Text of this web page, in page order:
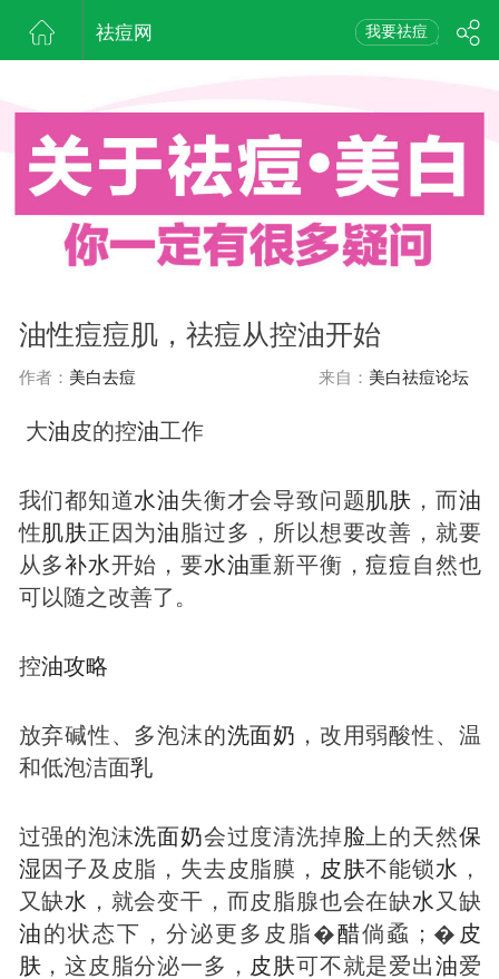
祛痘网 我要祛痘
油性痘痘肌，祛痘从控油开始
作者： 美白去痘 来自： 美白祛痘论坛
大油皮的控油工作
我们都知道水油失衡才会导致问题肌肤 ，而油
性肌肤正因为油脂过多，所以想要改善，就要
从多补水开始，要水油重新平衡，痘痘自然也
可以随之改善了。
控油攻略
放弃碱性、多泡沫的洗面奶 ，改用弱酸性、温
和低泡洁面乳
过强的泡沫洗面奶会过度清洗掉脸 上的天然保
湿因子及皮脂，失去皮脂膜， 皮肤不能锁水 ，
又缺水 ，就会变干，而皮脂腺也会在缺水又缺
油的状态下，分泌更多皮脂�醋倘蟊；� 皮
肤 ，这皮脂分泌一多， 皮肤可不就是爱出油爱